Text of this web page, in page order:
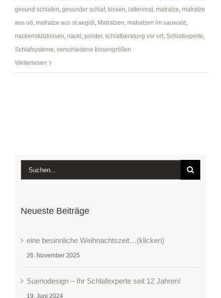
gesund schlafen, gesunder schlaf, kissen, lattenrost, matratze, matratze
aus oö, matratze aus st.aegidi, Matratzen, matratzen im sauwald,
nackenstützkissen, nacki, polster, schlafberatung vor ort, Schlafexperte,
Schlafsysteme, verschiedene kissengrößen
Weiterlesen
Suche
Neueste Beiträge
eine besinnliche Weihnachtszeit…(klicken)
26. November 2025
Suenodesign – Ihr Schlafexperte seit 12 Jahren!
19. Juni 2024